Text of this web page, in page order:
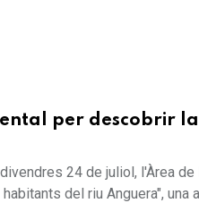
per descobrir
24 de juliol, l'Àrea
del riu Anguera", una